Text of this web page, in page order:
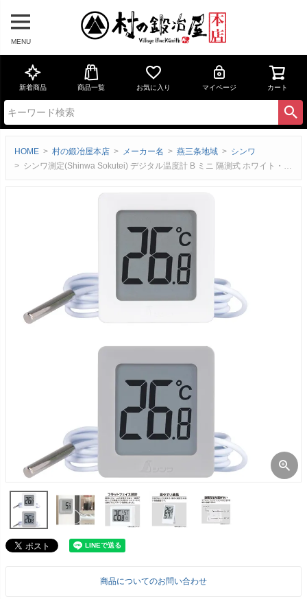
MENU
新着商品 商品一覧 お気に入り マイページ カート
HOME 村の鍛冶屋本店 メーカー名 燕三条地域
シンワ
シンワ測定(Shinwa Sokutei) デジタル温度計 B ミニ 隔測式 ホワイト・グレー 73388-73396
商品についてのお問い合わせ